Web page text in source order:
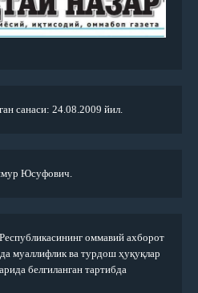
санаси: 24.08.2009 йил.
Юсуфович.
оммавий ахборот
муаллифлик ва турдош ҳуқуқлар
белгиланган тартибда